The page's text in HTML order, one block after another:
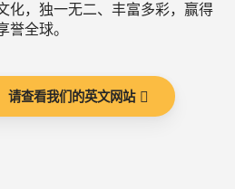
化，独一无二、丰富多彩，赢得
全球。
请查看我们的英文网站